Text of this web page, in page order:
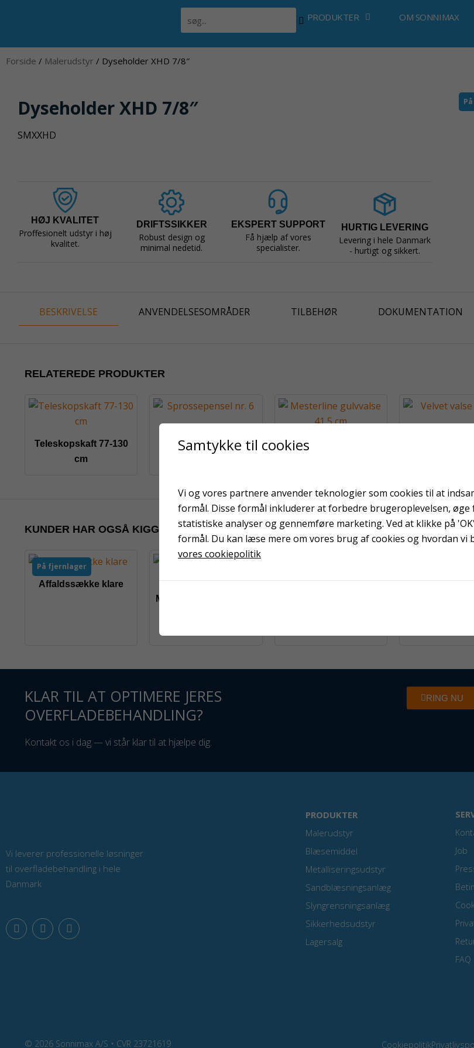
PRODUKTER OM SONNIMAX
Forside / Malerudstyr / Dyseholder XHD 7/8″
Dyseholder XHD 7/8″
SMXXHD
HØJ KVALITET
Proffesionelt udstyr i høj
kvalitet.
DRIFTSSIKKER
Robust design og
minimal nedetid.
EKSPERT SUPPORT
Få hjælp af vores
specialister.
HURTIG LEVERING
Levering i hele Danmark
- hurtigt og sikkert.
BESKRIVELSE ANVENDELSESOMRÅDER TILBEHØR DOKUMENTATION
RELATEREDE PRODUKTER
Teleskopskaft 77-130
cm
Mesterline gulvvalse
KUNDER HAR OGSÅ KIGGET PÅ
På fjernlager
Affaldssække klare
Magic strukturvalse 10
KLAR TIL AT OPTIMERE JERES
OVERFLADEBEHANDLING?
Kontakt os i dag — vi står klar til at hjælpe dig.
RING NU
Vi leverer professionelle løsninger
til overfladebehandling i hele
Danmark
F
a
c
L
i
n
Y
o
u
PRODUKTER
Malerudstyr
Blæsemiddel
Metalliseringsudstyr
Sandblæsningsanlæg
Slyngrensningsanlæg
Sikkerhedsudstyr
Lagersalg
Job
FAQ
© 2026 Sonnimax A/S • CVR 23721619 Cookiepolitik
Samtykke til cookies
Vi og vores partnere anvender teknologier som cookies til at
formål. Disse formål inkluderer at forbedre brugeroplevelsen,
statistiske analyser og gennemføre marketing. Ved at klikke på
formål. Du kan læse mere om vores brug af cookies og hvordan vi
vores cookiepolitik